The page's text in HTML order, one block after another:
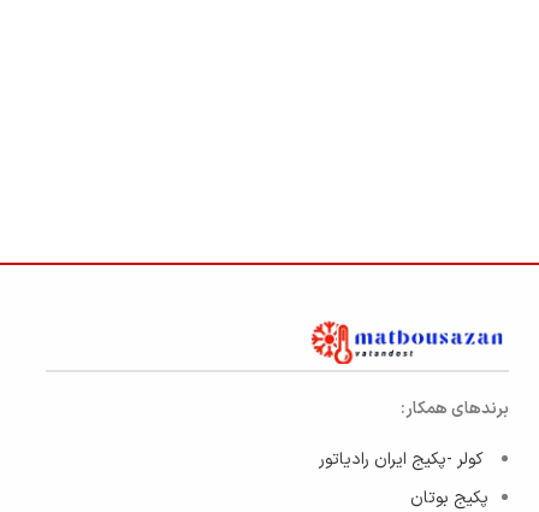
برندهای همکار:
کولر -پکیج ایران رادیاتور
پکیج بوتان